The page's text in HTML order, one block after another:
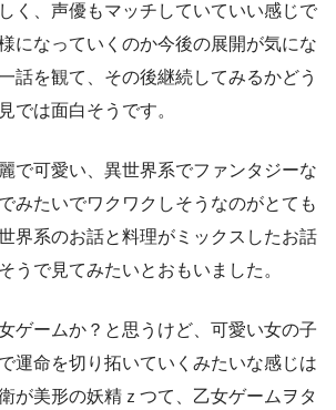
く、声優もマッチしていていい感じで
になっていくのか今後の展開が気にな
話を観て、その後継続してみるかどう
では面白そうです。
で可愛い、異世界系でファンタジーな
みたいでワクワクしそうなのがとても
界系のお話と料理がミックスしたお話
うで見てみたいとおもいました。
ゲームか？と思うけど、可愛い女の子
運命を切り拓いていくみたいな感じは
が美形の妖精ｚつて、乙女ゲームヲタ